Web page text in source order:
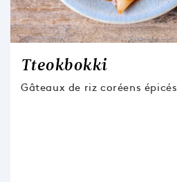
Tteokbokki
Gâteaux de riz coréens épicés